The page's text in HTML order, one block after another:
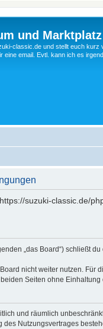
und Marktplatz
classic.de und stellt euch kurz
email. Evtl. kann ich es
suzuki-classic.de/
„das Board“) schließt
nicht weiter nutzen.
Seiten ohne
und räumlich
des Nutzungsvertrages